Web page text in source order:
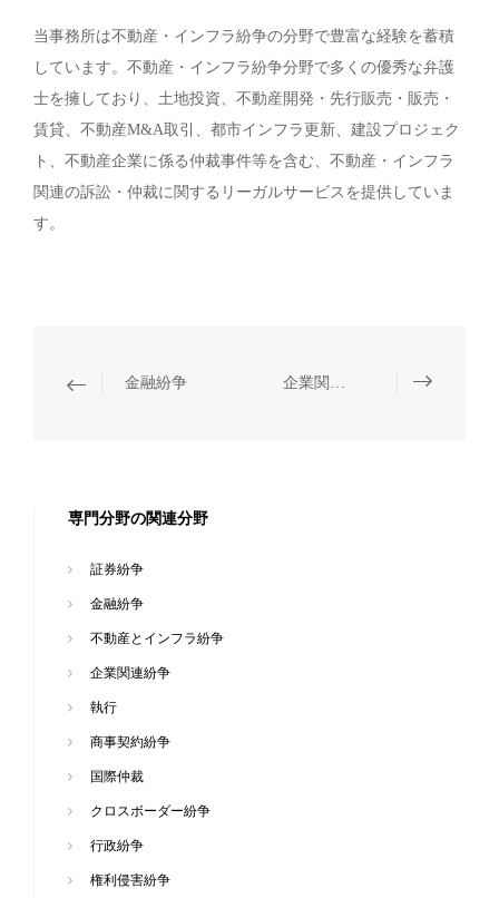
当事務所は不動産・インフラ紛争の分野で豊富な経験を蓄積
しています。不動産・インフラ紛争分野で多くの優秀な弁護
士を擁しており、土地投資、不動産開発・先行販売・販売・
賃貸、不動産M&A取引、都市インフラ更新、建設プロジェク
ト、不動産企業に係る仲裁事件等を含む、不動産・インフラ
関連の訴訟・仲裁に関するリーガルサービスを提供していま
す。
金融紛争 企業関連紛争
専門分野の関連分野
証券紛争
金融紛争
不動産とインフラ紛争
企業関連紛争
執行
商事契約紛争
国際仲裁
クロスボーダー紛争
行政紛争
権利侵害紛争